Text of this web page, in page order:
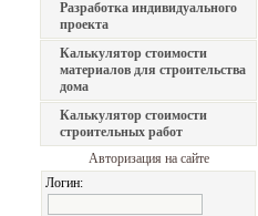
Разработка индивидуального
проекта
Калькулятор стоимости
материалов для строительства
дома
Калькулятор стоимости
строительных работ
Авторизация на сайте
Логин: